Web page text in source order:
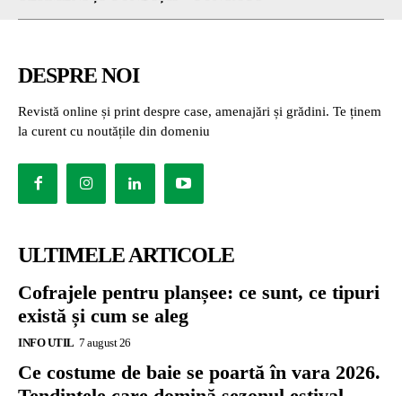
DESPRE NOI
Revistă online și print despre case, amenajări și grădini. Te ținem
la curent cu noutățile din domeniu
ULTIMELE ARTICOLE
Cofrajele pentru planșee: ce sunt, ce tipuri
există și cum se aleg
INFO UTIL 7 august 26
Ce costume de baie se poartă în vara 2026.